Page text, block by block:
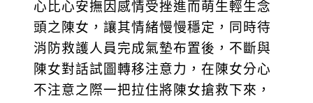
心比心安撫因感情受挫進而萌生輕生念
頭之陳女，讓其情緒慢慢穩定，同時待
消防救護人員完成氣墊布置後，不斷與
陳女對話試圖轉移注意力，在陳女分心
不注意之際一把拉住將陳女搶救下來，